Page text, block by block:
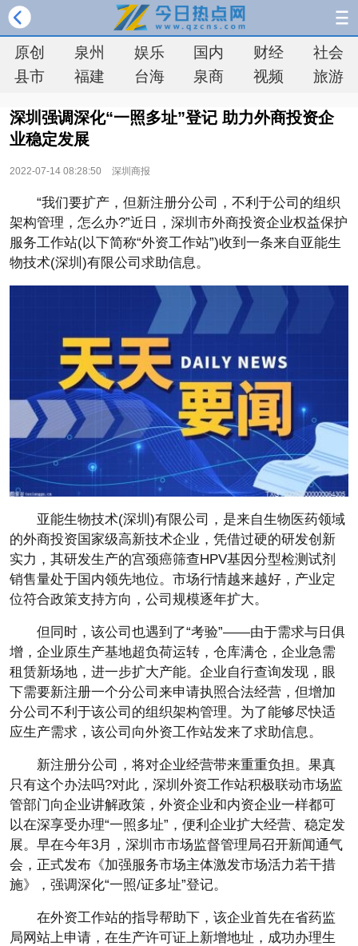
原创 泉州 娱乐 国内 财经
社会
县市
福建 台海 泉商 视频 旅游
深圳强调深化“一照多址”登记 助力外商投资企
业稳定发展
2022-07-14 08:28:50 深圳商报
“我们要扩产，但新注册分公司，不利于公司的组织
架构管理，怎么办?”近日，深圳市外商投资企业权益保护
服务工作站(以下简称“外资工作站”)收到一条来自亚能生
物技术(深圳)有限公司求助信息。
亚能生物技术(深圳)有限公司，是来自生物医药领域
的外商投资国家级高新技术企业，凭借过硬的研发创新
实力，其研发生产的宫颈癌筛查HPV基因分型检测试剂
销售量处于国内领先地位。市场行情越来越好，产业定
位符合政策支持方向，公司规模逐年扩大。
但同时，该公司也遇到了“考验”——由于需求与日俱
增，企业原生产基地超负荷运转，仓库满仓，企业急需
租赁新场地，进一步扩大产能。企业自行查询发现，眼
下需要新注册一个分公司来申请执照合法经营，但增加
分公司不利于该公司的组织架构管理。为了能够尽快适
应生产需求，该公司向外资工作站发来了求助信息。
新注册分公司，将对企业经营带来重重负担。果真
只有这个办法吗?对此，深圳外资工作站积极联动市场监
管部门向企业讲解政策，外资企业和内资企业一样都可
以在深享受办理“一照多址”，便利企业扩大经营、稳定发
展。早在今年3月，深圳市市场监督管理局召开新闻通气
会，正式发布《加强服务市场主体激发市场活力若干措
施》，强调深化“一照/证多址”登记。
在外资工作站的指导帮助下，该企业首先在省药监
局网站上申请，在生产许可证上新增地址，成功办理生